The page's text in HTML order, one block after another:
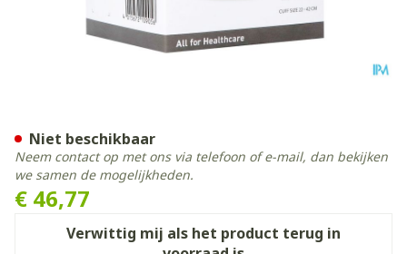
€ 46,77
Verwittig mij als het product terug in
Niet beschikbaar
Neem contact op met ons via telefoon of e-mail, dan bekijken
we samen de mogelijkheden.